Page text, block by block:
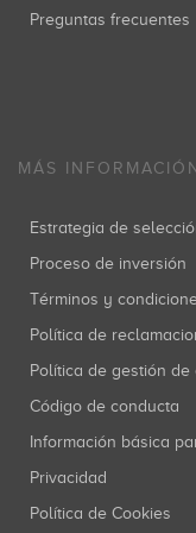
Preguntas frecuentes
MÁS INFORMACIÓN
Estrategia de
Proceso de inversión
Términos y
Política de
Política de gestión
Código de conducta
Información básica
Privacidad
Política de Cookies